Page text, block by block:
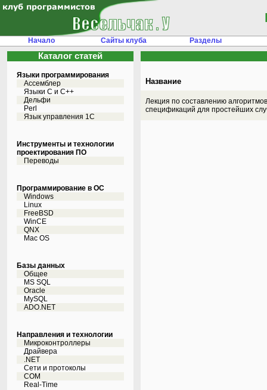
Начало Сайты клуба Разделы
Каталог статей
Языки программирования
Ассемблер
Языки С и C++
Дельфи
Perl
Язык управления 1С
Инструменты и технологии
проектирования ПО
Переводы
Программирование в ОС
Windows
Linux
FreeBSD
WinCE
QNX
Mac OS
Базы данных
Общее
MS SQL
Oracle
MySQL
ADO.NET
Направления и технологии
Микроконтроллеры
Драйвера
.NET
Сети и протоколы
COM
Real-Time
Название
Лекция по составлению
спецификаций для простейших